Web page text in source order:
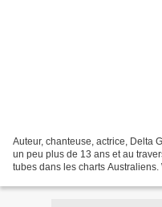
Auteur, chanteuse, actrice, Delta
un peu plus de 13 ans et au
tubes dans les charts